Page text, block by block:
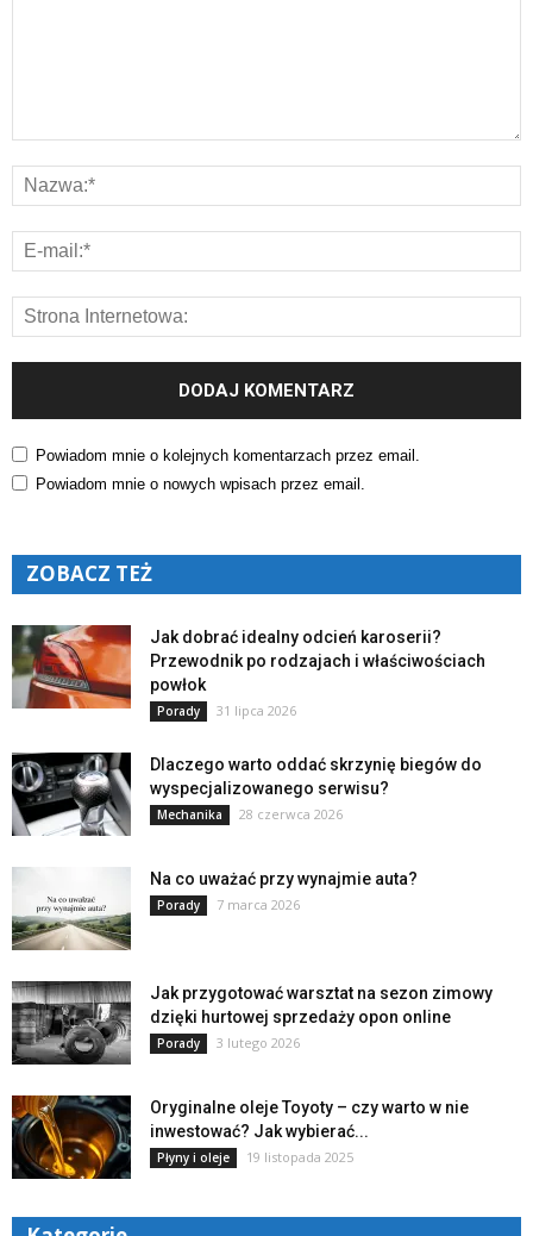
Powiadom mnie o kolejnych komentarzach przez email.
Powiadom mnie o nowych wpisach przez email.
ZOBACZ TEŻ
Jak dobrać idealny odcień karoserii?
Przewodnik po rodzajach i właściwościach
powłok
Porady 31 lipca 2026
Dlaczego warto oddać skrzynię biegów do
wyspecjalizowanego serwisu?
Mechanika 28 czerwca 2026
Na co uważać przy wynajmie auta?
Porady 7 marca 2026
Jak przygotować warsztat na sezon zimowy
dzięki hurtowej sprzedaży opon online
Porady 3 lutego 2026
Oryginalne oleje Toyoty – czy warto w nie
inwestować? Jak wybierać...
Płyny i oleje 19 listopada 2025